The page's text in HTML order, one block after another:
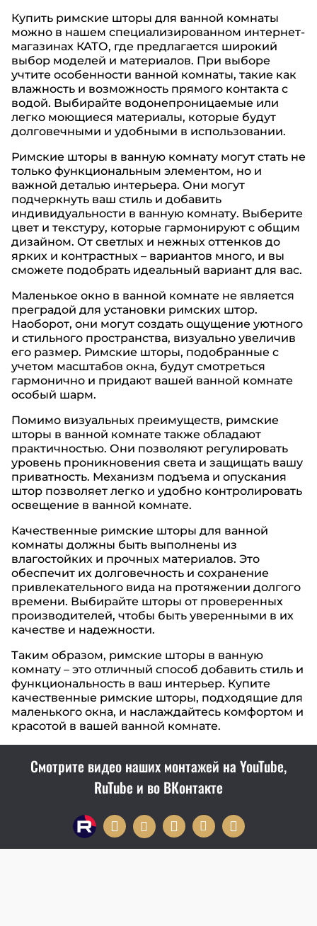
Купить римские шторы для ванной комнаты
можно в нашем специализированном интернет-
магазинах КАТО, где предлагается широкий
выбор моделей и материалов. При выборе
учтите особенности ванной комнаты, такие как
влажность и возможность прямого контакта с
водой. Выбирайте водонепроницаемые или
легко моющиеся материалы, которые будут
долговечными и удобными в использовании.
Римские шторы в ванную комнату могут стать не
только функциональным элементом, но и
важной деталью интерьера. Они могут
подчеркнуть ваш стиль и добавить
индивидуальности в ванную комнату. Выберите
цвет и текстуру, которые гармонируют с общим
дизайном. От светлых и нежных оттенков до
ярких и контрастных – вариантов много, и вы
сможете подобрать идеальный вариант для вас.
Маленькое окно в ванной комнате не является
преградой для установки римских штор.
Наоборот, они могут создать ощущение уютного
и стильного пространства, визуально увеличив
его размер. Римские шторы, подобранные с
учетом масштабов окна, будут смотреться
гармонично и придают вашей ванной комнате
особый шарм.
Помимо визуальных преимуществ, римские
шторы в ванной комнате также обладают
практичностью. Они позволяют регулировать
уровень проникновения света и защищать вашу
приватность. Механизм подъема и опускания
штор позволяет легко и удобно контролировать
освещение в ванной комнате.
Качественные римские шторы для ванной
комнаты должны быть выполнены из
влагостойких и прочных материалов. Это
обеспечит их долговечность и сохранение
привлекательного вида на протяжении долгого
времени. Выбирайте шторы от проверенных
производителей, чтобы быть уверенными в их
качестве и надежности.
Таким образом, римские шторы в ванную
комнату – это отличный способ добавить стиль и
функциональность в ваш интерьер. Купите
качественные римские шторы, подходящие для
маленького окна, и наслаждайтесь комфортом и
красотой в вашей ванной комнате.
Смотрите видео наших монтажей на YouTube,
RuTube и во ВКонтакте